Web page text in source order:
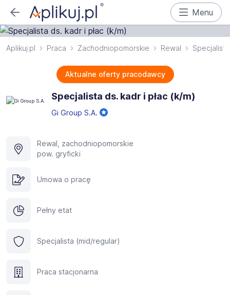
Menu
Aplikuj.pl Praca Zachodniopomorskie Rewal
Aktualne oferty pracodawcy
Specjalista ds. kadr i płac (k/m)
Gi Group S.A.
Rewal, zachodniopomorskie
pow. gryficki
Umowa o pracę
Pełny etat
Specjalista (mid/regular)
Praca stacjonarna